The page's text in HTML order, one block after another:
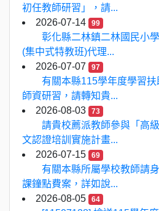
初任教師研習」，請...
2026-07-14
99
彰化縣二林鎮二林國民小
(集中式特教班)代理...
2026-07-07
97
有關本縣115學年度學習
師資研習，請轉知貴...
2026-08-03
73
請貴校薦派教師參與「高
文認證培訓實施計畫...
2026-07-15
69
有關本縣所屬學校教師請
課鐘點費案，詳如說...
2026-08-05
64